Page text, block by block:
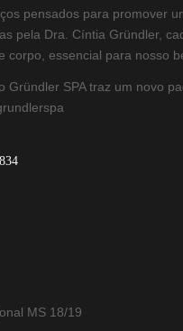
pensados para promover
pela Dra. Cíntia Gründler,
essencial para nosso
SPA traz um novo
MS 18/19